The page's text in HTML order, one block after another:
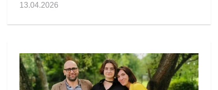
13.04.2026